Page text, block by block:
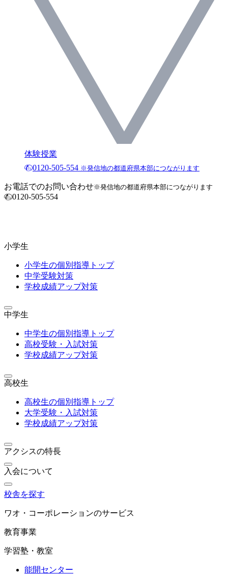
体験授業
0120-505-554 ※発信地の都道府県本部につながります
お電話でのお問い合わせ※発信地の都道府県本部につながります
0120-505-554
小学生
小学生の個別指導トップ
中学受験対策
学校成績アップ対策
中学生
中学生の個別指導トップ
高校受験・入試対策
学校成績アップ対策
高校生
高校生の個別指導トップ
大学受験・入試対策
学校成績アップ対策
アクシスの特長
入会について
校舎を探す
ワオ・コーポレーションのサービス
教育事業
学習塾・教室
能開センター